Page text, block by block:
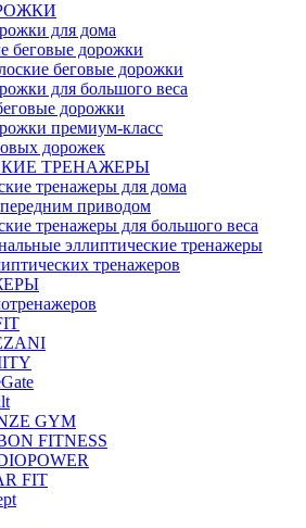
для дома
беговые дорожки
беговые дорожки
для большого веса
дорожки
премиум-класс
дорожек
ТРЕНАЖЕРЫ
тренажеры для дома
приводом
тренажеры для большого веса
эллиптические тренажеры
тренажеров
GYM
FITNESS
FIT